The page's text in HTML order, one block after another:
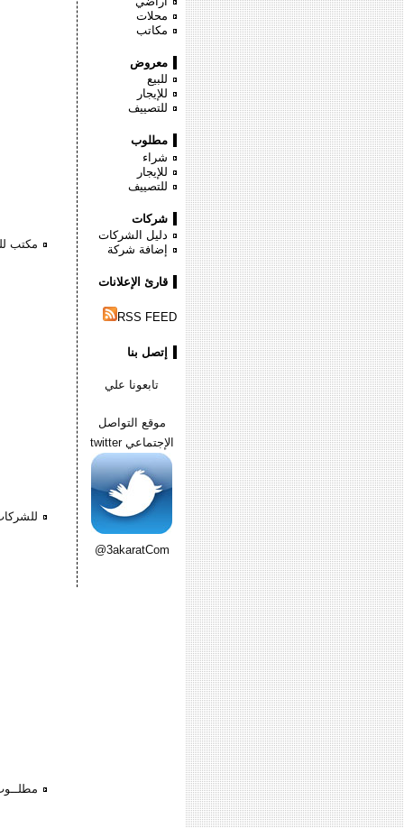
مكتب
محلات
مكاتب
معروض
للبيع
للإيجار
للتصييف
مطلوب
شراء
للإيجار
للتصييف
شركات
دليل الشركات
إضافة شركة
قارئ الإعلانات
RSS FEED
إتصل بنا
تابعونا علي
موقع التواصل
الإجتماعي twitter
@3akaratCom